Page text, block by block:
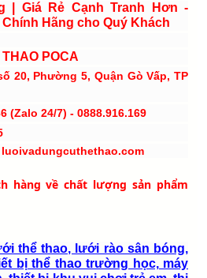
| Giá Rẻ Cạnh Tranh Hơn -
Hãng cho Quý Khách
POCA
20, Phường 5, Quận Gò Vấp, TP
(Zalo 24/7) - 0888.916.169
hàng về chất lượng sản phẩm
thể thao, lưới rào sân bóng,
bị thể thao trường học, máy